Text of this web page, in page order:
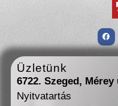
Üzletünk
6722. Szeged, Mérey
Nyitvatartás